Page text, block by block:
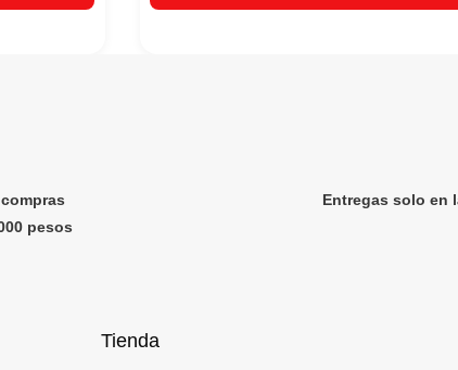
pesos
Entregas solo en
Tienda